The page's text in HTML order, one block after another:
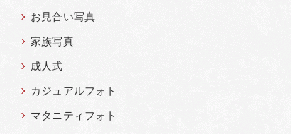
お見合い写真
家族写真
成人式
カジュアルフォト
マタニティフォト